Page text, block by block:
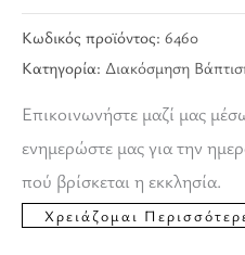
Κωδικός προϊόντος: 6460
Κατηγορία: Διακόσμηση
Επικοινωνήστε μαζί μας
ενημερώστε μας για την
πού βρίσκεται η εκκλησία.